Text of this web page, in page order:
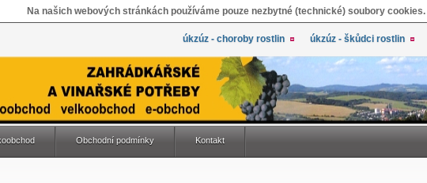
Na našich webových stránkách používáme pouze nezbytné (technické) soubory cookies.
úkzúz - choroby rostlin úkzúz - škůdci rostlin
Obchodní podmínky Kontakt